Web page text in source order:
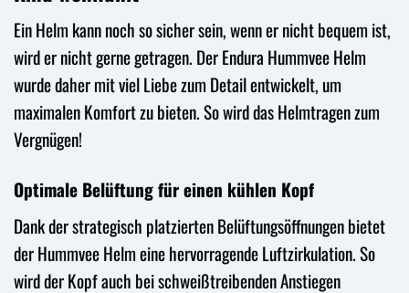
Ein Helm kann noch so sicher sein, wenn er nicht bequem ist,
wird er nicht gerne getragen. Der Endura Hummvee Helm
wurde daher mit viel Liebe zum Detail entwickelt, um
maximalen Komfort zu bieten. So wird das Helmtragen zum
Vergnügen!
Optimale Belüftung für einen kühlen Kopf
Dank der strategisch platzierten Belüftungsöffnungen bietet
der Hummvee Helm eine hervorragende Luftzirkulation. So
wird der Kopf auch bei schweißtreibenden Anstiegen